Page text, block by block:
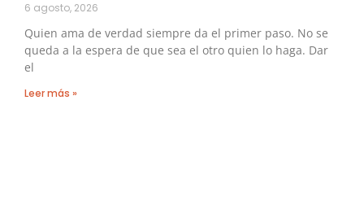
6 agosto, 2026
Quien ama de verdad siempre da el primer paso. No se
queda a la espera de que sea el otro quien lo haga. Dar
el
Leer más »